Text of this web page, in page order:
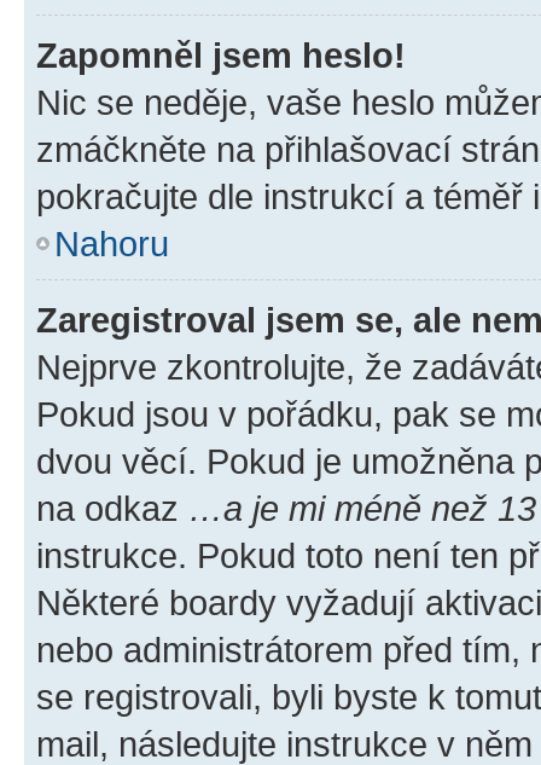
Zapomněl jsem heslo!
Nic se neděje, vaše heslo
zmáčkněte na přihlašovací
pokračujte dle instrukcí a téměř
Nahoru
Zaregistroval jsem se, ale
Nejprve zkontrolujte, že
Pokud jsou v pořádku, pak se
dvou věcí. Pokud je umožněna
na odkaz …a je mi méně než
instrukce. Pokud toto není ten
Některé boardy vyžadují
nebo administrátorem před tím,
se registrovali, byli byste k
mail, následujte instrukce v